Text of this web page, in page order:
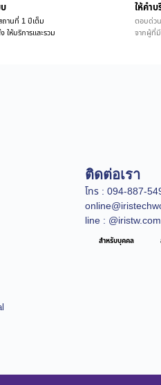
ถานที่ 1 ปีเต็ม
ให้บริการและรวม
ให้คำ
ตอบด่ว
จากผู้ที่
ติดต่อเรา
โทร : 094-887-
line : @iristw.com
สำหรับบุคคล